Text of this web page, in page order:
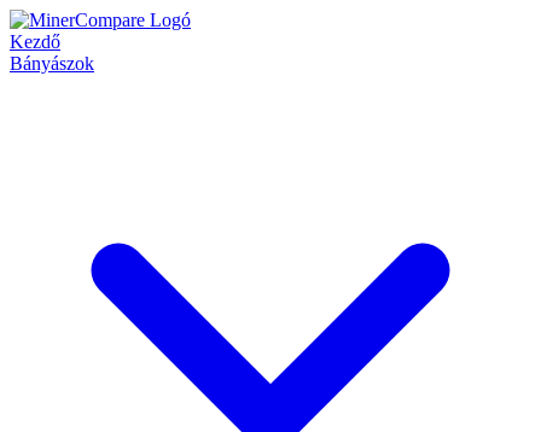
Kezdő
Bányászok